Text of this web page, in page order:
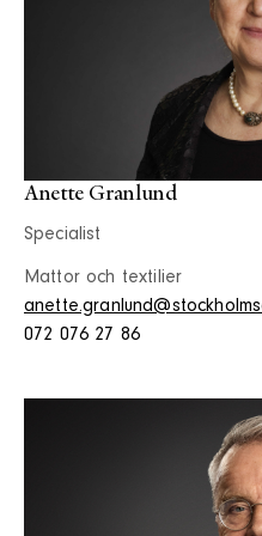
Anette Granlund
Specialist
Mattor och textilier
072 076 27 86